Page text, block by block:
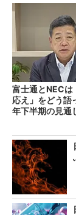
富士通とNECは
応え」をどう
年下半期の見通